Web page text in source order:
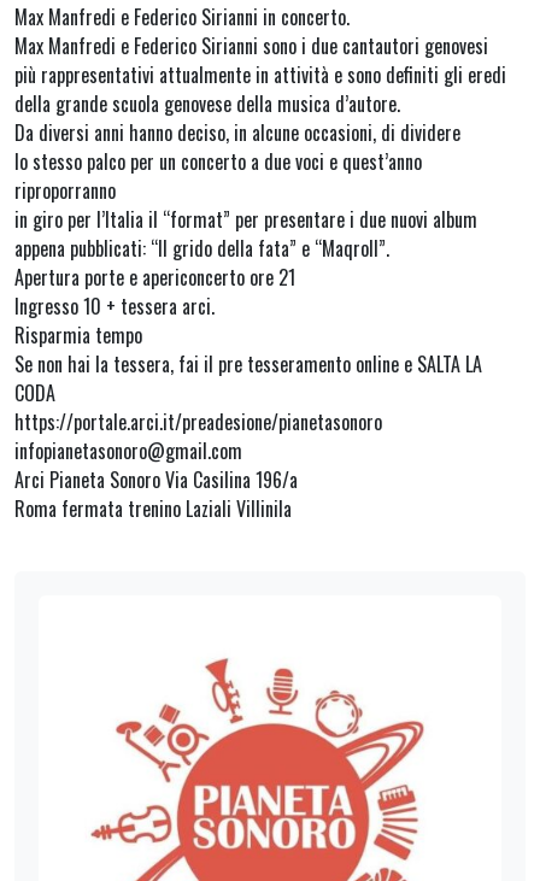
Max Manfredi e Federico Sirianni in concerto.
Max Manfredi e Federico Sirianni sono i due cantautori genovesi
più rappresentativi attualmente in attività e sono definiti gli eredi
della grande scuola genovese della musica d’autore.
Da diversi anni hanno deciso, in alcune occasioni, di dividere
lo stesso palco per un concerto a due voci e quest’anno
riproporranno
in giro per l’Italia il “format” per presentare i due nuovi album
appena pubblicati: “Il grido della fata” e “Maqroll”.
Apertura porte e apericoncerto ore 21
Ingresso 10 + tessera arci.
Risparmia tempo
Se non hai la tessera, fai il pre tesseramento online e SALTA LA
CODA
https://portale.arci.it/preadesione/pianetasonoro
infopianetasonoro@gmail.com
Arci Pianeta Sonoro Via Casilina 196/a
Roma fermata trenino Laziali Villinila